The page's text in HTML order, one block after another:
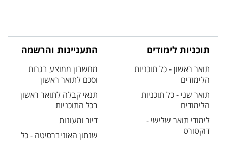
תוכניות לימודים
תואר ראשון - כל תוכניות
הלימודים
תואר שני - כל תוכניות
הלימודים
לימודי תואר שלישי -
דוקטורט
התעניינות והרשמה
מחשבון ממוצע בגרות
וסכם לתואר ראשון
תנאי קבלה לתואר ראשון
בכל התוכניות
דיור ומעונות
שנתון האוניברסיטה - כל